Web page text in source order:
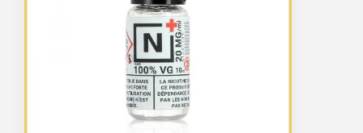
prix :
8,99 €
à
9,29 €